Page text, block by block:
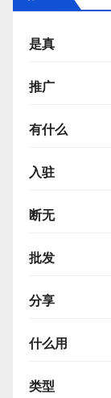
是真
推广
有什么
入驻
断无
批发
分享
什么用
类型